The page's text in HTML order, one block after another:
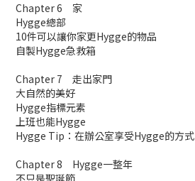
Chapter 6 家
Hygge總部
10件可以讓你家更Hygge的物品
自製Hygge急救箱
Chapter 7 走出家門
大自然的美好
Hygge指標元素
上班也能Hygge
Hygge Tip：在辦公室享受Hygge的方式
Chapter 8 Hygge一整年
不只是聖誕節